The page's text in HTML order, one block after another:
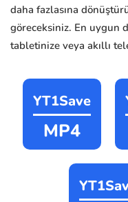
daha fazlasına
göreceksiniz. En uygun
tabletinize veya akıllı
YT1Save
MP4